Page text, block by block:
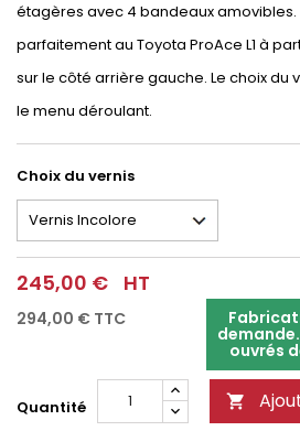
étagères avec 4 bandeaux
parfaitement au Toyota ProAce L1 à
sur le côté arrière gauche. Le choix du
le menu déroulant.
Choix du vernis
245,00 € HT
294,00 € TTC
ouvrés
Quantité 